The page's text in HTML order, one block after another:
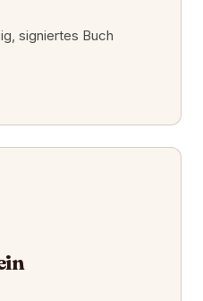
signiertes Buch